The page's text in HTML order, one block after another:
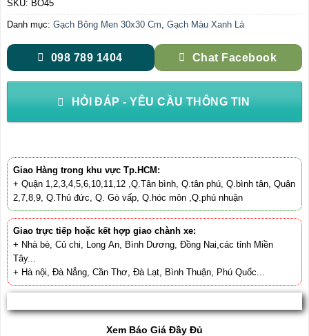
SKU: BO45
Danh mục: Gạch Bông Men 30x30 Cm Gạch Màu Xanh Lá
098 789 1404 Chat Facebook
HỎI ĐÁP - YÊU CẦU THÔNG TIN
Giao Hàng trong khu vực Tp.HCM:
+ Quận 1,2,3,4,5,6,10,11,12 ,Q.Tân bình, Q.tân phú, Q.bình tân, Quận
2,7,8,9, Q.Thủ đức, Q. Gò vấp, Q.hóc môn ,Q.phú nhuận
Giao trực tiếp hoặc kết hợp giao chành xe:
+ Nhà bè, Củ chi, Long An, Bình Dương, Đồng Nai,các tỉnh Miền
Tây...
+ Hà nội, Đà Nẳng, Cần Thơ, Đà Lạt, Bình Thuận, Phú Quốc...
Xem Báo Giá Đầy Đủ